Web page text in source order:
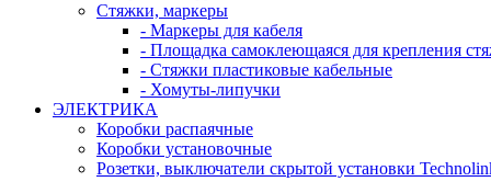
Стяжки, маркеры
- Маркеры для кабеля
- Площадка самоклеющаяся для крепления
- Стяжки пластиковые кабельные
- Хомуты-липучки
ЭЛЕКТРИКА
Коробки распаячные
Коробки установочные
Розетки, выключатели скрытой установки